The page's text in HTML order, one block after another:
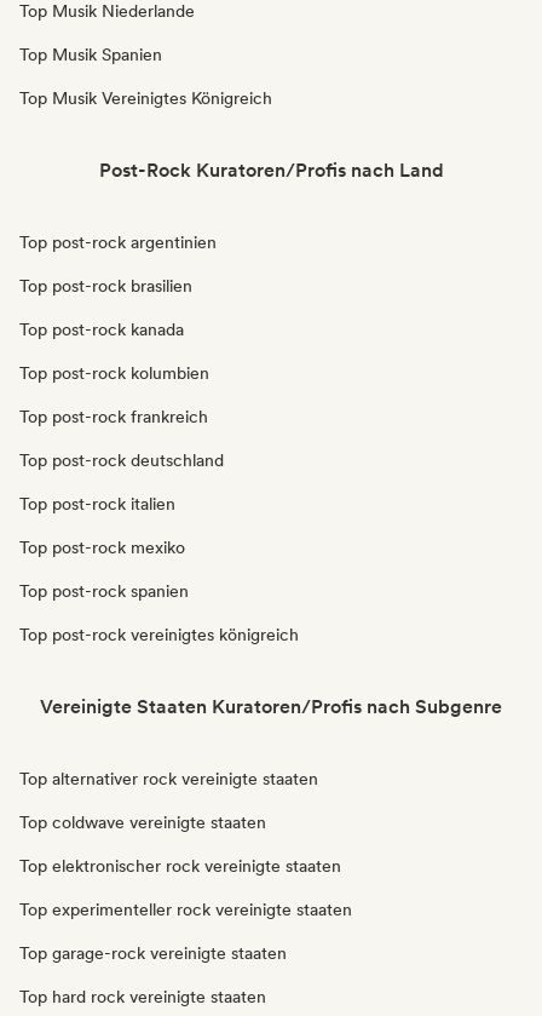
Top Musik Niederlande
Top Musik Spanien
Top Musik Vereinigtes Königreich
Post-Rock Kuratoren/Profis nach Land
Top post-rock argentinien
Top post-rock brasilien
Top post-rock kanada
Top post-rock kolumbien
Top post-rock frankreich
Top post-rock deutschland
Top post-rock italien
Top post-rock mexiko
Top post-rock spanien
Top post-rock vereinigtes königreich
Vereinigte Staaten Kuratoren/Profis nach Subgenre
Top alternativer rock vereinigte staaten
Top coldwave vereinigte staaten
Top elektronischer rock vereinigte staaten
Top experimenteller rock vereinigte staaten
Top garage-rock vereinigte staaten
Top hard rock vereinigte staaten